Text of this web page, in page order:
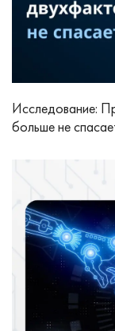
Исследование:
больше не